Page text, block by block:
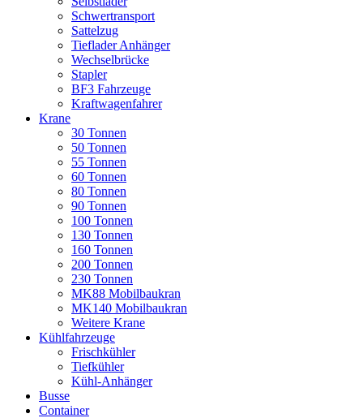
Schwertransport
Sattelzug
Tieflader Anhänger
Wechselbrücke
Stapler
BF3 Fahrzeuge
Kraftwagenfahrer
Krane
30 Tonnen
50 Tonnen
55 Tonnen
60 Tonnen
80 Tonnen
90 Tonnen
100 Tonnen
130 Tonnen
160 Tonnen
200 Tonnen
230 Tonnen
MK88 Mobilbaukran
MK140 Mobilbaukran
Weitere Krane
Kühlfahrzeuge
Frischkühler
Tiefkühler
Kühl-Anhänger
Busse
Container